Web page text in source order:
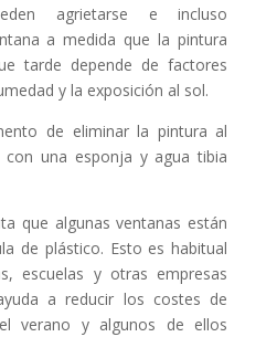
agrietarse e incluso
a medida que la pintura
tarde depende de factores
y la exposición al sol.
de eliminar la pintura al
con una esponja y agua tibia
que algunas ventanas están
de plástico. Esto es habitual
escuelas y otras empresas
a reducir los costes de
verano y algunos de ellos